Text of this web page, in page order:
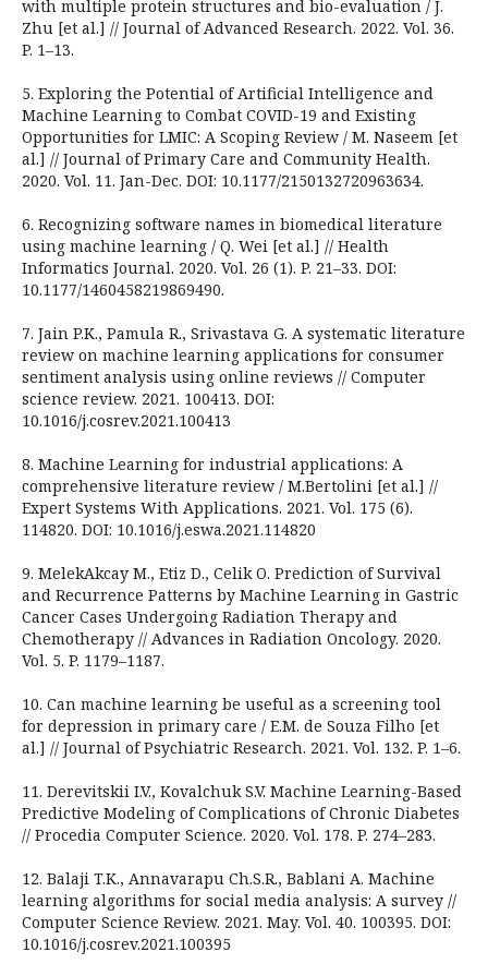
with multiple protein structures and bio-evaluation / J.
Zhu [et al.] // Journal of Advanced Research. 2022. Vol. 36.
P. 1–13.
5. Exploring the Potential of Artificial Intelligence and
Machine Learning to Combat COVID-19 and Existing
Opportunities for LMIC: A Scoping Review / M. Naseem [et
al.] // Journal of Primary Care and Community Health.
2020. Vol. 11. Jan-Dec. DOI: 10.1177/2150132720963634.
6. Recognizing software names in biomedical literature
using machine learning / Q. Wei [et al.] // Health
Informatics Journal. 2020. Vol. 26 (1). P. 21–33. DOI:
10.1177/1460458219869490.
7. Jain P.K., Pamula R., Srivastava G. A systematic literature
review on machine learning applications for consumer
sentiment analysis using online reviews // Computer
science review. 2021. 100413. DOI:
10.1016/j.cosrev.2021.100413
8. Machine Learning for industrial applications: A
comprehensive literature review / M.Bertolini [et al.] //
Expert Systems With Applications. 2021. Vol. 175 (6).
114820. DOI: 10.1016/j.eswa.2021.114820
9. MelekAkcay M., Etiz D., Celik O. Prediction of Survival
and Recurrence Patterns by Machine Learning in Gastric
Cancer Cases Undergoing Radiation Therapy and
Chemotherapy // Advances in Radiation Oncology. 2020.
Vol. 5. P. 1179–1187.
10. Can machine learning be useful as a screening tool
for depression in primary care / E.M. de Souza Filho [et
al.] // Journal of Psychiatric Research. 2021. Vol. 132. P. 1–6.
11. Derevitskii I.V., Kovalchuk S.V. Machine Learning-Based
Predictive Modeling of Complications of Chronic Diabetes
// Procedia Computer Science. 2020. Vol. 178. P. 274–283.
12. Balaji T.K., Annavarapu Ch.S.R., Bablani A. Machine
learning algorithms for social media analysis: A survey //
Computer Science Review. 2021. May. Vol. 40. 100395. DOI:
10.1016/j.cosrev.2021.100395